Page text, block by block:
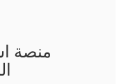
منصة